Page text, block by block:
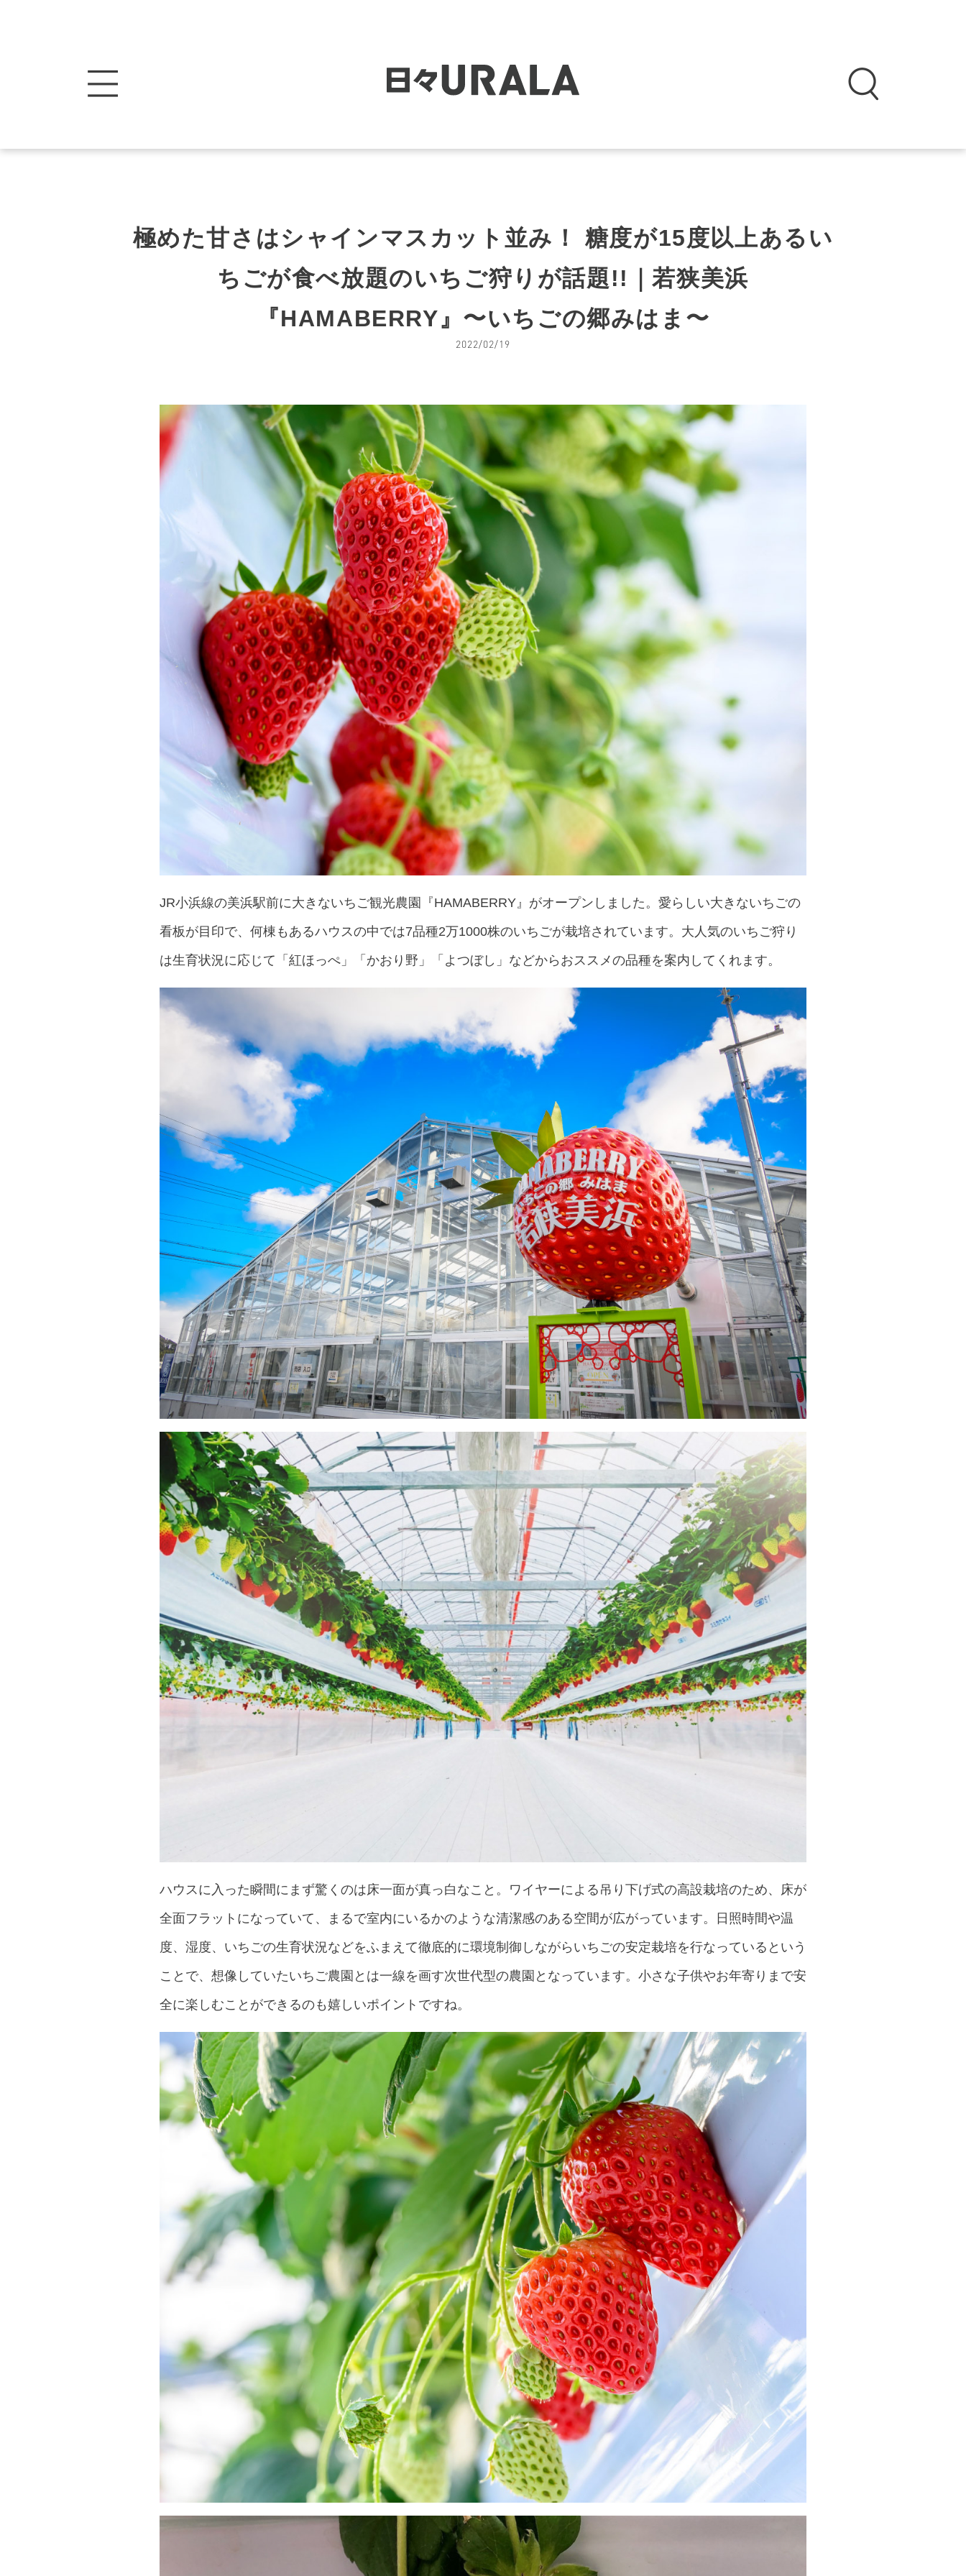
極めた甘さはシャインマスカット並み！ 糖度が15度以上あるい
ちごが食べ放題のいちご狩りが話題!!｜若狭美浜
『HAMABERRY』〜いちごの郷みはま〜
2022/02/19
JR小浜線の美浜駅前に大きないちご観光農園『HAMABERRY』がオープンしました。愛らしい大きないちごの
看板が目印で、何棟もあるハウスの中では7品種2万1000株のいちごが栽培されています。大人気のいちご狩り
は生育状況に応じて「紅ほっぺ」「かおり野」「よつぼし」などからおススメの品種を案内してくれます。
ハウスに入った瞬間にまず驚くのは床一面が真っ白なこと。ワイヤーによる吊り下げ式の高設栽培のため、床が
全面フラットになっていて、まるで室内にいるかのような清潔感のある空間が広がっています。日照時間や温
度、湿度、いちごの生育状況などをふまえて徹底的に環境制御しながらいちごの安定栽培を行なっているという
ことで、想像していたいちご農園とは一線を画す次世代型の農園となっています。小さな子供やお年寄りまで安
全に楽しむことができるのも嬉しいポイントですね。